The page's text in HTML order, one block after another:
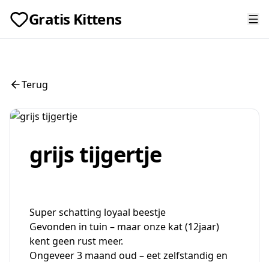
Gratis Kittens
Terug
grijs tijgertje
Super schatting loyaal beestje
Gevonden in tuin – maar onze kat (12jaar)
kent geen rust meer.
Ongeveer 3 maand oud – eet zelfstandig en